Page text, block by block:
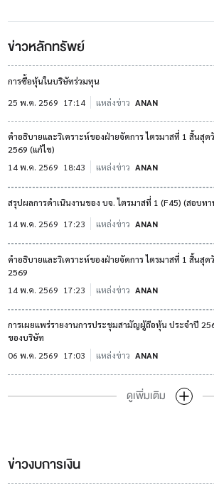
ข่าวหลักทรัพย์
การซื้อหุ้นในบริษัทร่วมทุน
25 พ.ค. 2569 17:14 แหล่งข่าว ANAN
คำอธิบายและวิเคราะห์ของฝ่ายจัดการ ไตรมาสที่ 1 สิ้นสุด
2569 (แก้ไข)
14 พ.ค. 2569 18:43 แหล่งข่าว ANAN
สรุปผลการดำเนินงานของ บจ. ไตรมาสที่ 1 (F45) (สอบทา
14 พ.ค. 2569 17:23 แหล่งข่าว ANAN
คำอธิบายและวิเคราะห์ของฝ่ายจัดการ ไตรมาสที่ 1 สิ้นสุด
2569
14 พ.ค. 2569 17:23 แหล่งข่าว ANAN
การเผยแพร่รายงานการประชุมสามัญผู้ถือหุ้น ประจำปี
ของบริษัท
06 พ.ค. 2569 17:03 แหล่งข่าว ANAN
ดูเพิ่มเติม
ข่าวงบการเงิน